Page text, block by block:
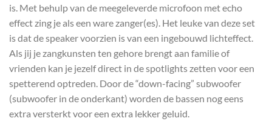
is. Met behulp van de meegeleverde microfoon met echo
effect zing je als een ware zanger(es). Het leuke van deze set
is dat de speaker voorzien is van een ingebouwd lichteffect.
Als jij je zangkunsten ten gehore brengt aan familie of
vrienden kan je jezelf direct in de spotlights zetten voor een
spetterend optreden. Door de “down-facing” subwoofer
(subwoofer in de onderkant) worden de bassen nog eens
extra versterkt voor een extra lekker geluid.